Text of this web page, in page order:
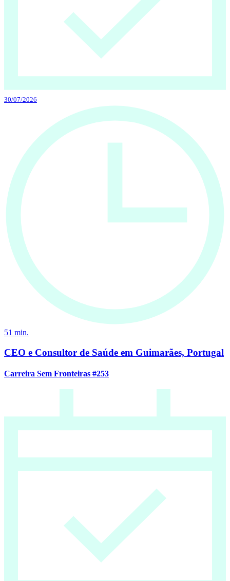
30/07/2026
51 min.
CEO e Consultor de Saúde em Guimarães, Portugal
Carreira Sem Fronteiras #253